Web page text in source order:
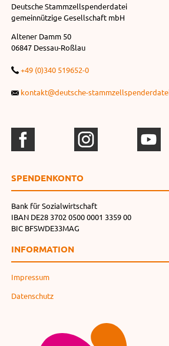
Deutsche Stammzellspenderdatei
gemeinnützige Gesellschaft mbH
Altener Damm 50
06847 Dessau-Roßlau
+49 (0)340 519652-0
kontakt@deutsche-
SPENDEN­KONTO
Bank für Sozialwirtschaft
IBAN DE28 3702 0500 0001 3359 00
BIC BFSWDE33MAG
INFORMATION
Impressum
Datenschutz